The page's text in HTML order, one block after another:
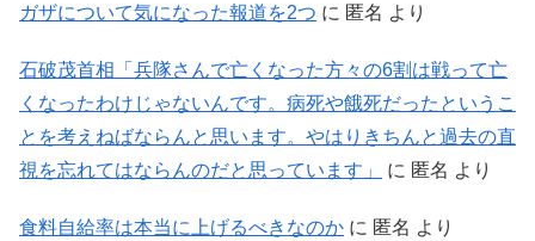
ガザについて気になった報道を2つ に 匿名 より
石破茂首相「兵隊さんで亡くなった方々の6割は戦って亡
くなったわけじゃないんです。病死や餓死だったというこ
とを考えねばならんと思います。やはりきちんと過去の直
視を忘れてはならんのだと思っています」
に 匿名 より
食料自給率は本当に上げるべきなのか に 匿名 より